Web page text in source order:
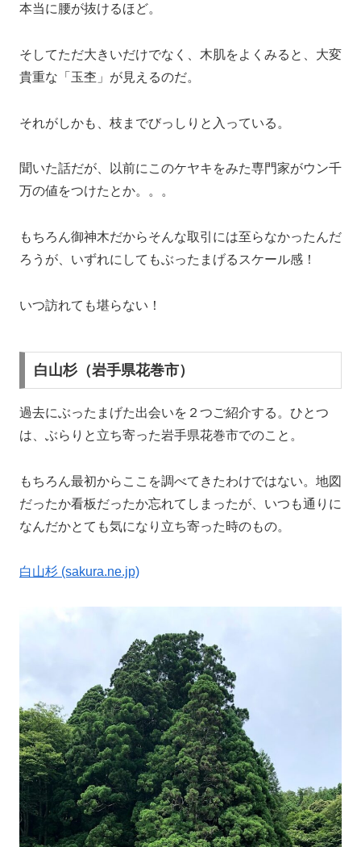
本当に腰が抜けるほど。
そしてただ大きいだけでなく、木肌をよくみると、大変
貴重な「玉杢」が見えるのだ。
それがしかも、枝までびっしりと入っている。
聞いた話だが、以前にこのケヤキをみた専門家がウン千
万の値をつけたとか。。。
もちろん御神木だからそんな取引には至らなかったんだ
ろうが、いずれにしてもぶったまげるスケール感！
いつ訪れても堪らない！
白山杉（岩手県花巻市）
過去にぶったまげた出会いを２つご紹介する。ひとつ
は、ぶらりと立ち寄った岩手県花巻市でのこと。
もちろん最初からここを調べてきたわけではない。地図
だったか看板だったか忘れてしまったが、いつも通りに
なんだかとても気になり立ち寄った時のもの。
白山杉 (sakura.ne.jp)